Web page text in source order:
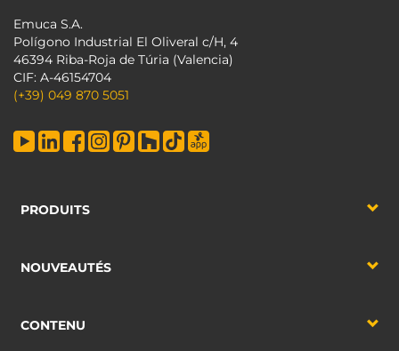
Emuca S.A.
Polígono Industrial El Oliveral c/H, 4
46394 Riba-Roja de Túria (Valencia)
CIF: A-46154704
(+39) 049 870 5051
PRODUITS
NOUVEAUTÉS
CONTENU